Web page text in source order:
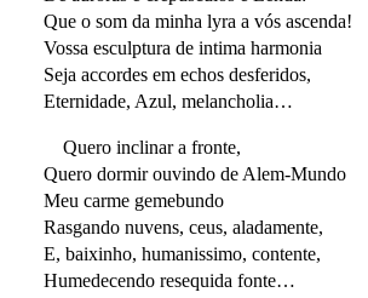
Que o som da minha lyra a vós ascenda!
Vossa esculptura de intima harmonia
Seja accordes em echos desferidos,
Eternidade, Azul, melancholia…
Quero inclinar a fronte,
Quero dormir ouvindo de Alem-Mundo
Meu carme gemebundo
Rasgando nuvens, ceus, aladamente,
E, baixinho, humanissimo, contente,
Humedecendo resequida fonte…